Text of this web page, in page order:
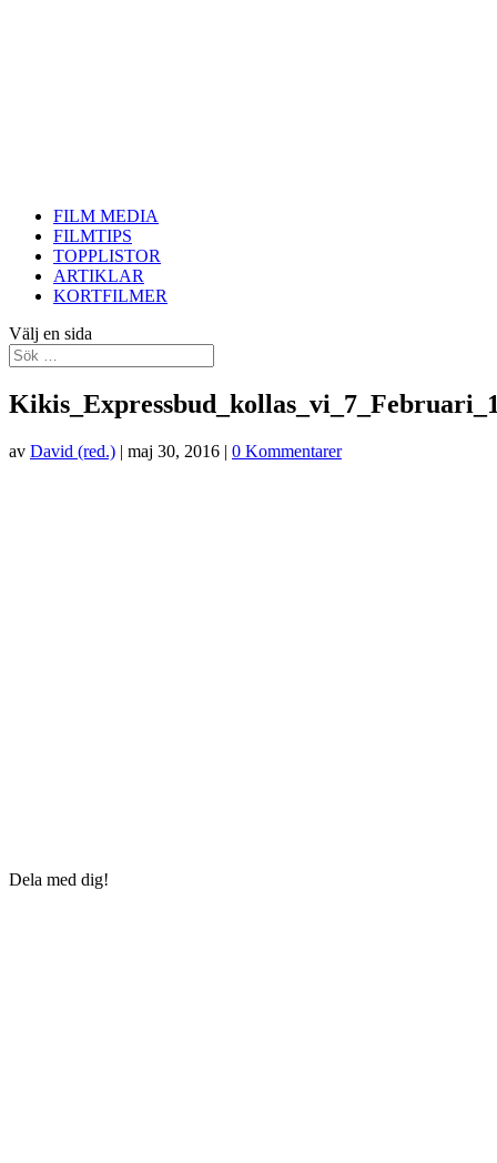
FILM MEDIA
FILMTIPS
TOPPLISTOR
ARTIKLAR
KORTFILMER
Välj en sida
av David (red.) | maj 30, 2016 | 0 Kommentarer
Dela med dig!